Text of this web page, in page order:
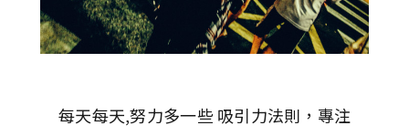
每天每天,努力多一些 吸引力法則，專注